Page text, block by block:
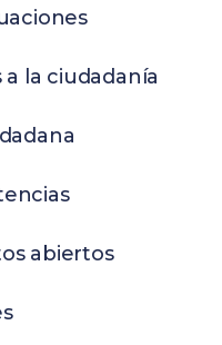
a la ciudadanía
abiertos